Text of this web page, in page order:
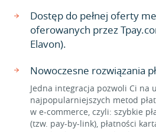
Dostęp do pełnej oferty
oferowanych przez
Elavon).
Nowoczesne rozwiązania
Jedna integracja pozwoli Ci na
najpopularniejszych metod
w e-commerce, czyli: szybkie
(tzw. pay-by-link), płatności